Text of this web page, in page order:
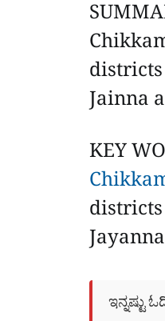
Jainna
KEY
ಇನ್ನಷ್ಟು